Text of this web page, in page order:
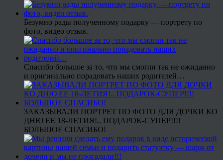
Безумно рады полученному подарку — портрету по
фото, видео отзыв.
Спасибо большое за то, что мы смогли так не ожиданно
и оригинально порадовать наших родителей…
ЗАКАЗЫВАЛИ ПОРТРЕТ ПО ФОТО ДЛЯ ДОЧКИ КО
ДНЮ ЕЕ 18-ЛЕТИЯ!.. ПОДАРОК-СУПЕР!!!!
БОЛЬШОЕ СПАСИБО!